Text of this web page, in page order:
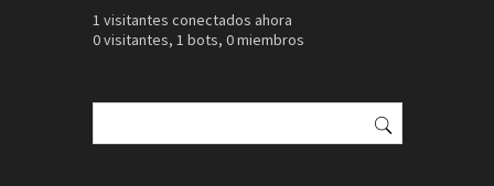
1 visitantes conectados ahora
0 visitantes, 1 bots, 0 miembros
Buscar: